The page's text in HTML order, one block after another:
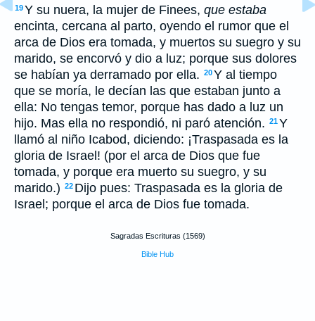
19Y su nuera, la mujer de Finees, que estaba
encinta, cercana al parto, oyendo el rumor que el
arca de Dios era tomada, y muertos su suegro y su
marido, se encorvó y dio a luz; porque sus dolores
se habían ya derramado por ella. 20Y al tiempo
que se moría, le decían las que estaban junto a
ella: No tengas temor, porque has dado a luz un
hijo. Mas ella no respondió, ni paró atención. 21Y
llamó al niño Icabod, diciendo: ¡Traspasada es la
gloria de Israel! (por el arca de Dios que fue
tomada, y porque era muerto su suegro, y su
marido.) 22 Dijo pues: Traspasada es la gloria de
Israel; porque el arca de Dios fue tomada.
Sagradas Escrituras (1569)
Bible Hub